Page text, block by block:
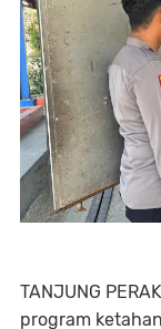
TANJUNG
program